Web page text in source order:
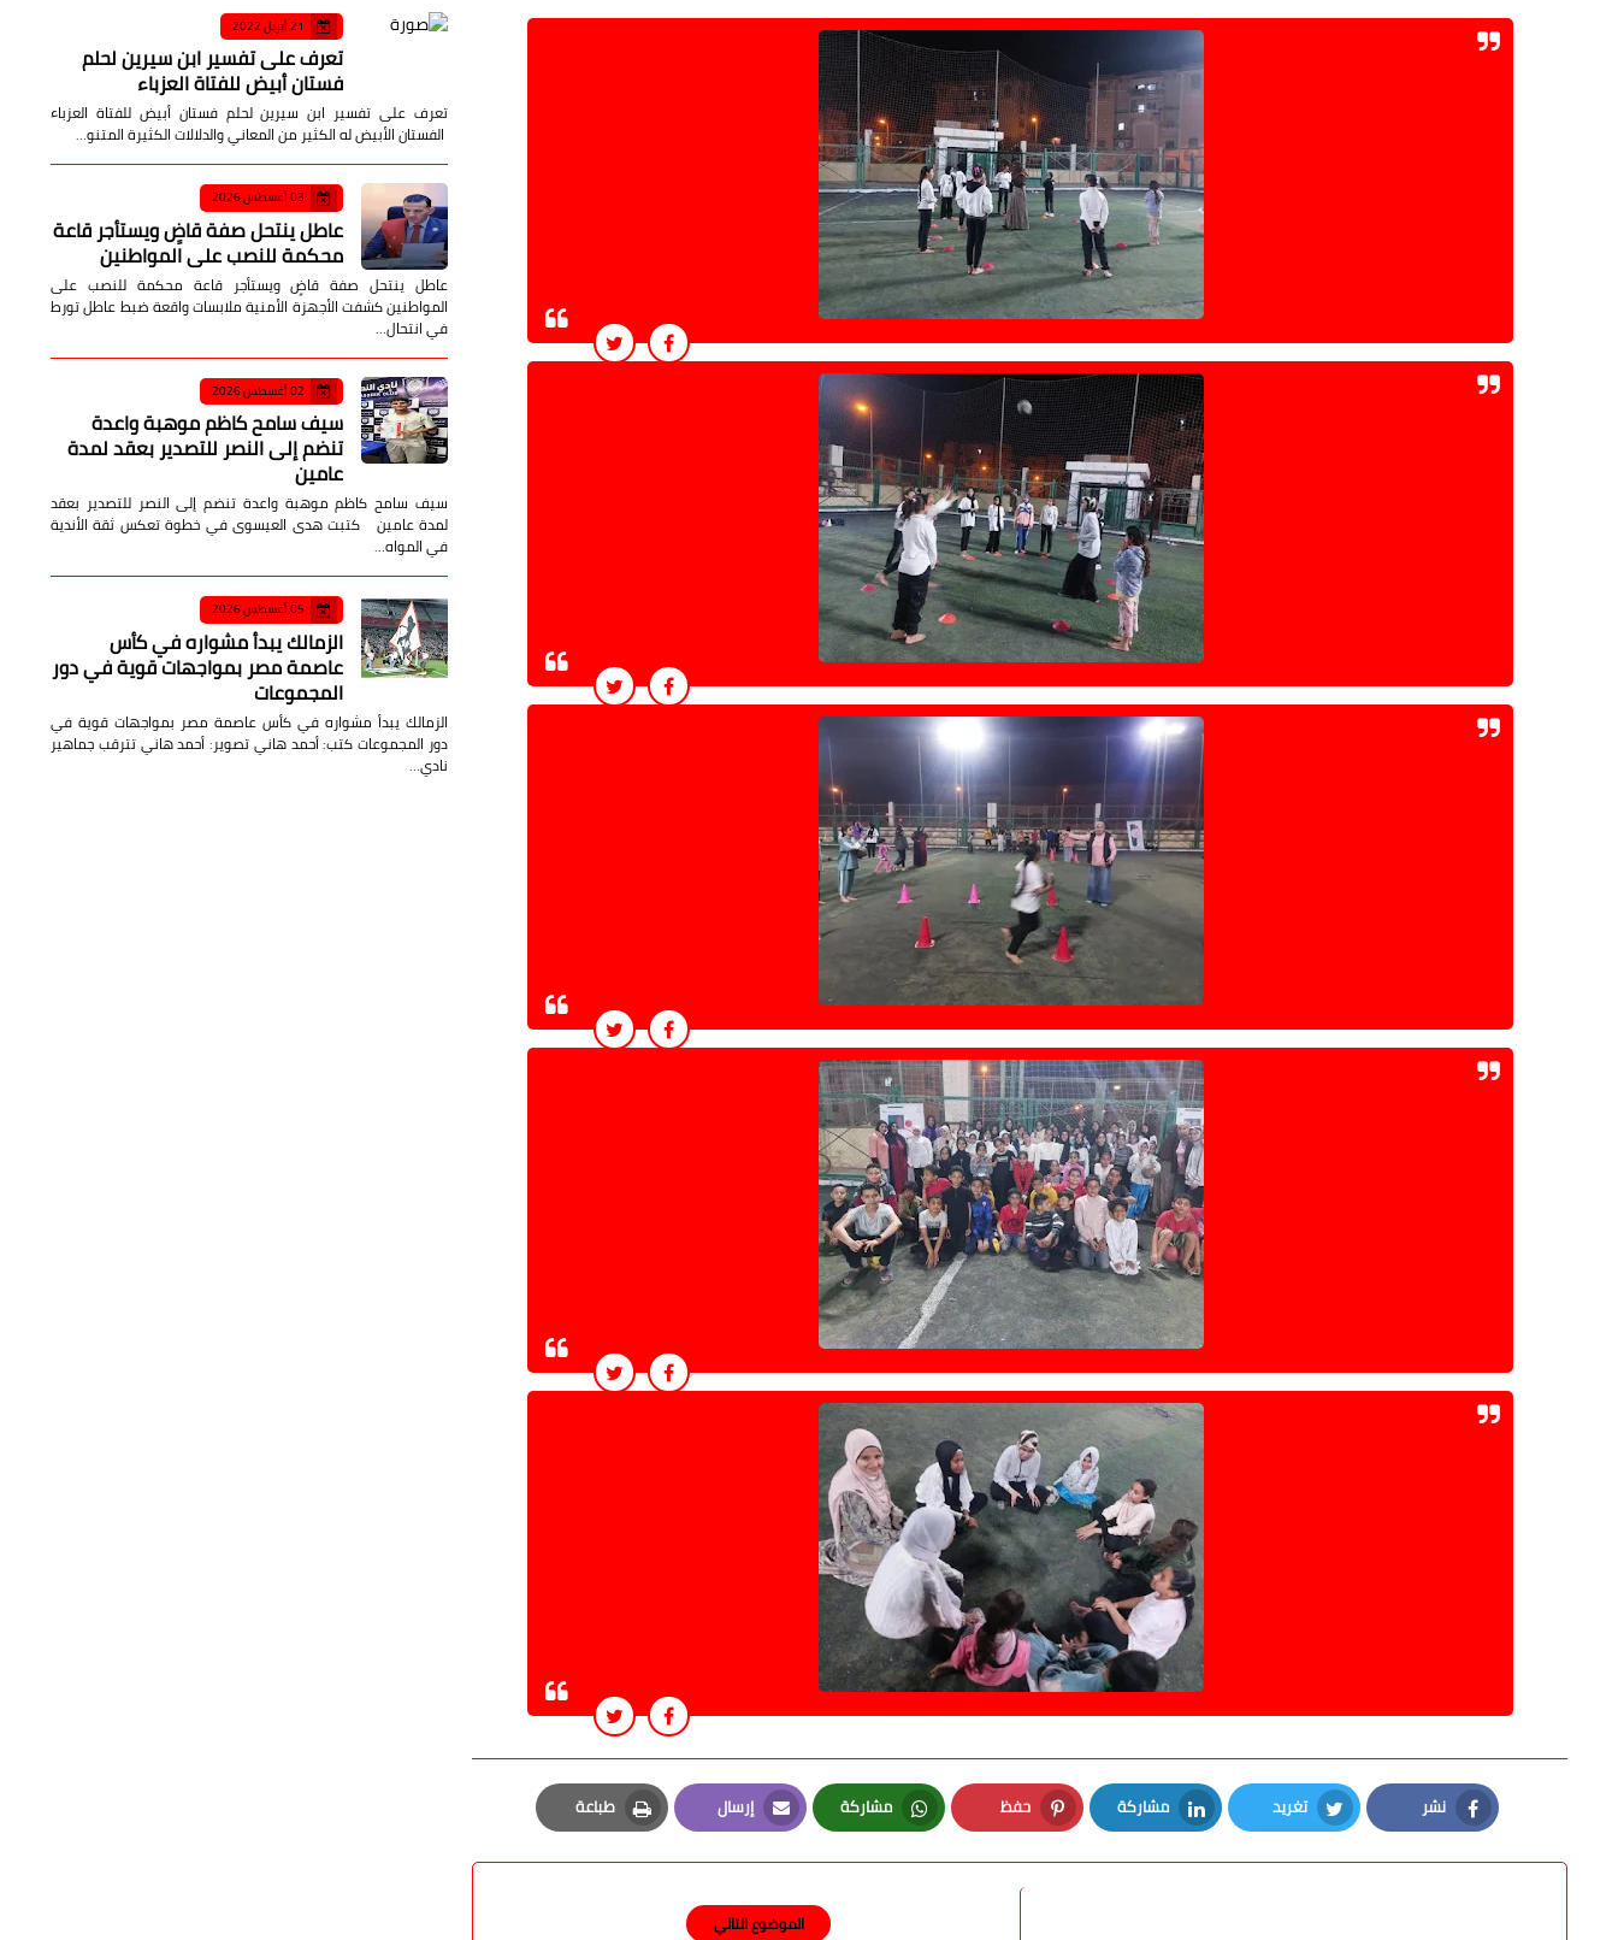
نشر
Facebook
تغريد
Twitter
مشاركة
LinkedIn
حفظ
Pinterest
مشاركة
Whatsapp
إرسال
Email
طباعة
Print
الموضوع التالي
21 أبريل 2022
تعرف على تفسير ابن سيرين لحلم
فستان أبيض للفتاة العزباء
تعرف على تفسير ابن سيرين لحلم فستان أبيض للفتاة العزباء
الفستان الأبيض له الكثير من المعاني والدلالات الكثيرة المتنو…
03 أغسطس 2026
عاطل ينتحل صفة قاضٍ ويستأجر قاعة
محكمة للنصب على المواطنين
عاطل ينتحل صفة قاضٍ ويستأجر قاعة محكمة للنصب على
المواطنين كشفت الأجهزة الأمنية ملابسات واقعة ضبط عاطل تورط
في انتحال…
02 أغسطس 2026
سيف سامح كاظم موهبة واعدة
تنضم إلى النصر للتصدير بعقد لمدة
عامين
سيف سامح كاظم موهبة واعدة تنضم إلى النصر للتصدير بعقد
لمدة عامين كتبت هدى العيسوى في خطوة تعكس ثقة الأندية
في المواه…
05 أغسطس 2026
الزمالك يبدأ مشواره في كأس
عاصمة مصر بمواجهات قوية في دور
المجموعات
الزمالك يبدأ مشواره في كأس عاصمة مصر بمواجهات قوية في
دور المجموعات كتب: أحمد هاني تصوير: أحمد هاني تترقب جماهير
نادي…